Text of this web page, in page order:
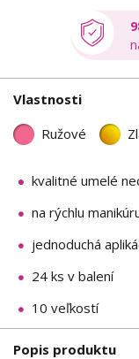
Vlastnosti
Ružové
kvalitné umelé
na rýchlu
jednoduchá
24 ks v balení
10 veľkostí
Popis produktu